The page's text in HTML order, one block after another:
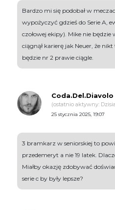
Bardzo mi się podobał w
wypożyczyć gdzieś do Serie A,
czołowej ekipy). Mike nie
ciągnął karierę jak Neuer, że
będzie nr 2 prawie ciągle.
Coda.Del.Diavolo
(ostatnio aktywny:
25 stycznia 2025, 19:07
3 bramkarz w seniorskiej to
przedemeryt a nie 19 latek.
Miałby okazję zdobywać
serie c by były lepsze?